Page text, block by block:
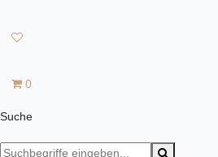
0
Suche